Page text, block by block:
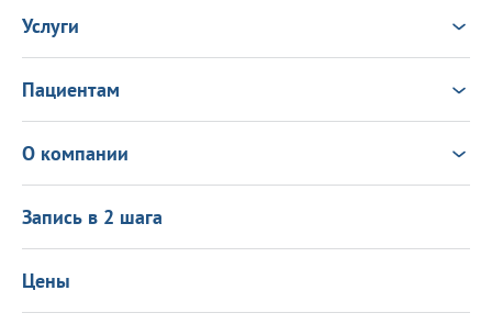
Услуги
Врачи
Консультация Онлайн
Выезд врача на дом
Пациентам
Новости
Политика в области качества
Подарочные сертификаты
Программа лояльности
О компании
Информация для пациентов
Лицензиии
Вакансии
Политика конфиденциальности
Запись в 2 шага
Цены